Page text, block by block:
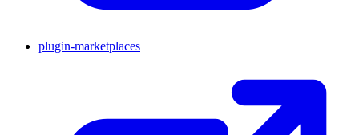
plugin-marketplaces